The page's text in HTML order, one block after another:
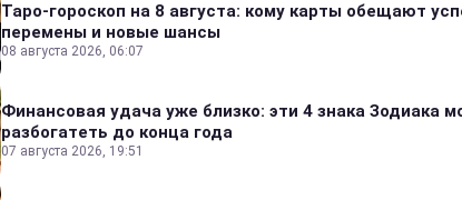
Таро-гороскоп на 8 августа: кому карты обещают
перемены и новые шансы
08 августа 2026, 06:07
Финансовая удача уже близко: эти 4 знака Зодиака
разбогатеть до конца года
07 августа 2026, 19:51